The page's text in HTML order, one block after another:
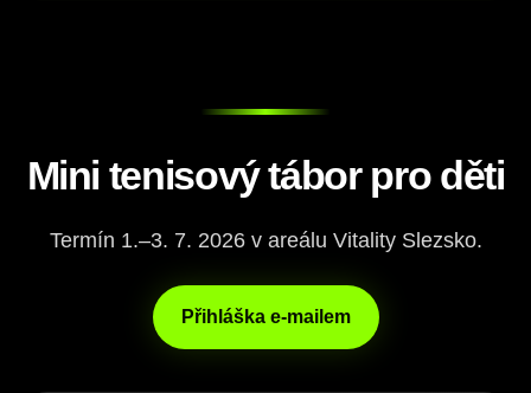
Mini tenisový tábor pro děti
Termín 1.–3. 7. 2026 v areálu Vitality Slezsko.
Přihláška e-mailem